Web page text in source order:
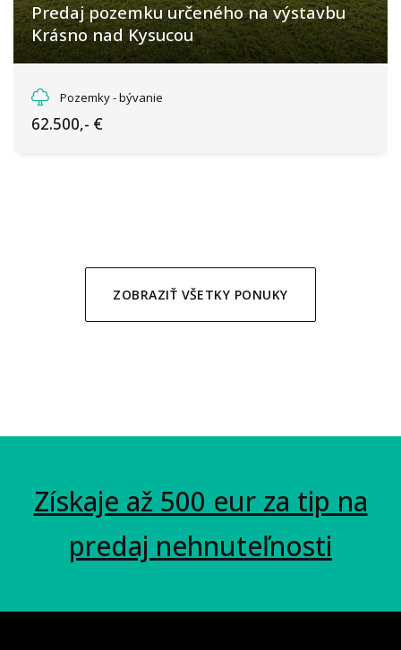
Predaj pozemku určeného na výstavbu
Krásno nad Kysucou
Pozemky - bývanie
62.500,- €
ZOBRAZIŤ VŠETKY PONUKY
Získaje až 500 eur za tip na
predaj nehnuteľnosti